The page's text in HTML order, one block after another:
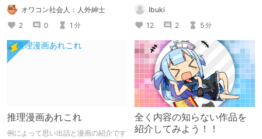
オワコン社会人：人外紳士
2
0 1 分
Ibuki
12
2 5分
推理漫画あれこれ
例によって思い出話と漫画の紹介です
全く内容の知らない作品を
紹介してみよう！！